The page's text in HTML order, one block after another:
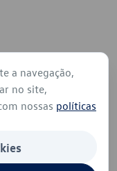
a navegação,
no site,
nossas políticas